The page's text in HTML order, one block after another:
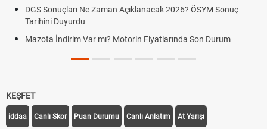
DGS Sonuçları Ne Zaman Açıklanacak 2026? ÖSYM Sonuç
Tarihini Duyurdu
Mazota İndirim Var mı? Motorin Fiyatlarında Son Durum
KEŞFET
iddaa Canlı Skor Puan Durumu Canlı Anlatım At Yarışı